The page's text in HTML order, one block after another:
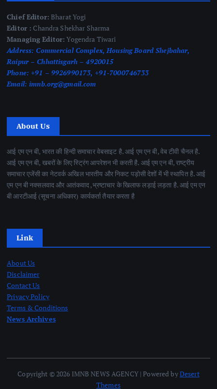
Chief Editor: Bharat Yogi
Editor : Chandra Shekhar Sharma
Managing Editor: Yogendra Tiwari
Address: Commercial Complex, Housing Board Shejbahar,
Raipur – Chhattisgarh – 4920015
Phone: +91 – 9926990173, +91-7000746733
Email: imnb.org@gmail.com
About Us
आई एम एन बी, भारत की हिन्दी समाचार वेबसाइट है. आई एम एन बी, वेब टीवी चैनल है.
आई एम एन बी, खबरों के लिए स्ट्रिंग आपरेशन भी करती है. आई एम एन बी, राष्ट्रीय
समाचार एजेंसी का नेटवर्क अखिल भारतीय और निकट पड़ोसी देशों में भी स्थापित है. आई
एम एन बी नक्सलवाद और आतंकवाद ,भ्रष्टाचार के खिलाफ लड़ाई लड़ता है. आई एम एन
बी आरटीआई (सूचना अधिकार) कार्यकर्ता तैयार करता है
Link
About Us
Disclaimer
Contact Us
Privacy Policy
Terms & Conditions
News Archives
Copyright © 2026 IMNB NEWS AGENCY | Powered byDesert
Themes